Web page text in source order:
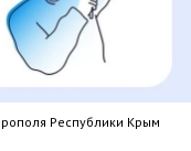
Республики Крым